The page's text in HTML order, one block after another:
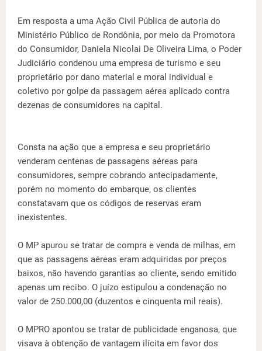
Em resposta a uma Ação Civil Pública de autoria do
Ministério Público de Rondônia, por meio da Promotora
do Consumidor, Daniela Nicolai De Oliveira Lima, o Poder
Judiciário condenou uma empresa de turismo e seu
proprietário por dano material e moral individual e
coletivo por golpe da passagem aérea aplicado contra
dezenas de consumidores na capital.
Consta na ação que a empresa e seu proprietário
venderam centenas de passagens aéreas para
consumidores, sempre cobrando antecipadamente,
porém no momento do embarque, os clientes
constatavam que os códigos de reservas eram
inexistentes.
O MP apurou se tratar de compra e venda de milhas, em
que as passagens aéreas eram adquiridas por preços
baixos, não havendo garantias ao cliente, sendo emitido
apenas um recibo. O juízo estipulou a condenação no
valor de 250.000,00 (duzentos e cinquenta mil reais).
O MPRO apontou se tratar de publicidade enganosa, que
visava à obtenção de vantagem ilícita em favor dos